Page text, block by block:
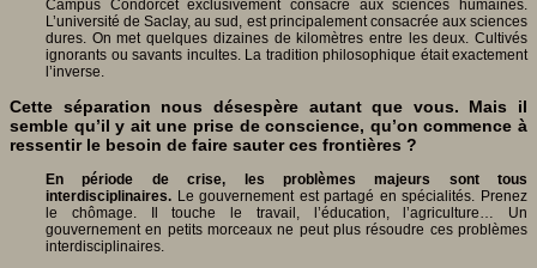
Campus Condorcet exclusivement consacré aux sciences humaines.
L’université de Saclay, au sud, est principalement consacrée aux sciences
dures. On met quelques dizaines de kilomètres entre les deux. Cultivés
ignorants ou savants incultes. La tradition philosophique était exactement
l’inverse.
Cette séparation nous désespère autant que vous. Mais il
semble qu’il y ait une prise de conscience, qu’on commence à
ressentir le besoin de faire sauter ces frontières ?
En période de crise, les problèmes majeurs sont tous
interdisciplinaires. Le gouvernement est partagé en spécialités. Prenez
le chômage. Il touche le travail, l’éducation, l’agriculture… Un
gouvernement en petits morceaux ne peut plus résoudre ces problèmes
interdisciplinaires.